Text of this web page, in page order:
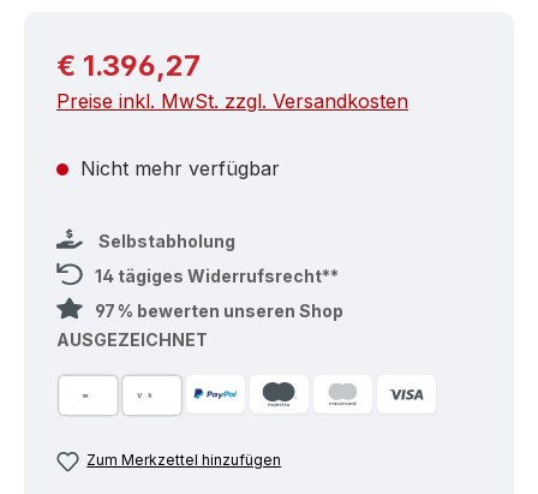
Regulärer Preis:
€ 1.396,27
Preise inkl. MwSt. zzgl. Versandkosten
Nicht mehr verfügbar
Selbstabholung
14 tägiges Widerrufsrecht**
97 % bewerten unseren Shop
AUSGEZEICHNET
Zum Merkzettel hinzufügen